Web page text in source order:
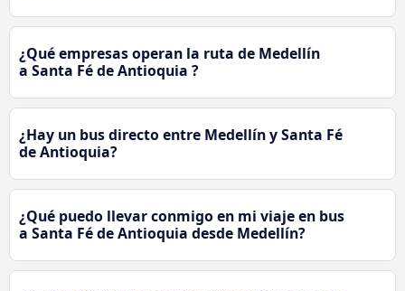
¿Qué empresas operan la ruta de Medellín
a Santa Fé de Antioquia ?
¿Hay un bus directo entre Medellín y Santa Fé
de Antioquia?
¿Qué puedo llevar conmigo en mi viaje en bus
a Santa Fé de Antioquia desde Medellín?